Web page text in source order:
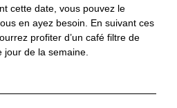
cette date, vous pouvez le
en ayez besoin. En suivant ces
profiter d’un café filtre de
de la semaine.